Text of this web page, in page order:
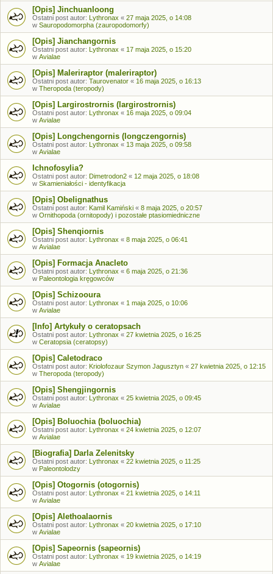
[Opis] Jinchuanloong
Ostatni post autor: Lythronax « 27 maja 2025, o 14:08
w Sauropodomorpha (zauropodomorfy)
[Opis] Jianchangornis
Ostatni post autor: Lythronax « 17 maja 2025, o 15:20
w Avialae
[Opis] Maleriraptor (maleriraptor)
Ostatni post autor: Taurovenator « 16 maja 2025, o 16:13
w Theropoda (teropody)
[Opis] Largirostrornis (largirostrornis)
Ostatni post autor: Lythronax « 16 maja 2025, o 09:04
w Avialae
[Opis] Longchengornis (longczengornis)
Ostatni post autor: Lythronax « 13 maja 2025, o 09:58
w Avialae
Ichnofosylia?
Ostatni post autor: Dimetrodon2 « 12 maja 2025, o 18:08
w Skamieniałości - identyfikacja
[Opis] Obelignathus
Ostatni post autor: Kamil Kamiński « 8 maja 2025, o 20:57
w Ornithopoda (ornitopody) i pozostałe ptasiomiedniczne
[Opis] Shenqiornis
Ostatni post autor: Lythronax « 8 maja 2025, o 06:41
w Avialae
[Opis] Formacja Anacleto
Ostatni post autor: Lythronax « 6 maja 2025, o 21:36
w Paleontologia kręgowców
[Opis] Schizooura
Ostatni post autor: Lythronax « 1 maja 2025, o 10:06
w Avialae
[Info] Artykuły o ceratopsach
Ostatni post autor: Lythronax « 27 kwietnia 2025, o 16:25
w Ceratopsia (ceratopsy)
[Opis] Caletodraco
Ostatni post autor: Kriolofozaur Szymon Jagusztyn « 27 kwietnia 2025, o 12:15
w Theropoda (teropody)
[Opis] Shengjingornis
Ostatni post autor: Lythronax « 25 kwietnia 2025, o 09:45
w Avialae
[Opis] Boluochia (boluochia)
Ostatni post autor: Lythronax « 24 kwietnia 2025, o 12:07
w Avialae
[Biografia] Darla Zelenitsky
Ostatni post autor: Lythronax « 22 kwietnia 2025, o 11:25
w Paleontolodzy
[Opis] Otogornis (otogornis)
Ostatni post autor: Lythronax « 21 kwietnia 2025, o 14:11
w Avialae
[Opis] Alethoalaornis
Ostatni post autor: Lythronax « 20 kwietnia 2025, o 17:10
w Avialae
[Opis] Sapeornis (sapeornis)
Ostatni post autor: Lythronax « 19 kwietnia 2025, o 14:19
w Avialae